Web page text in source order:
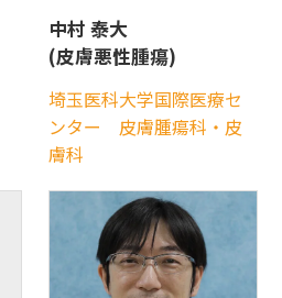
中村 泰大
(皮膚悪性腫瘍)
埼玉医科大学国際医療セ
ンター 皮膚腫瘍科・皮
膚科